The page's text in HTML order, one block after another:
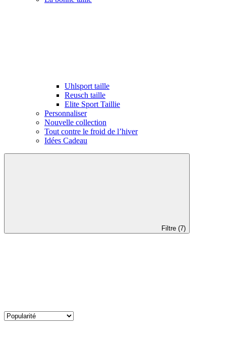
Uhlsport taille
Reusch taille
Elite Sport Taillie
Personnaliser
Nouvelle collection
Tout contre le froid de l’hiver
Idées Cadeau
Filtre (7)